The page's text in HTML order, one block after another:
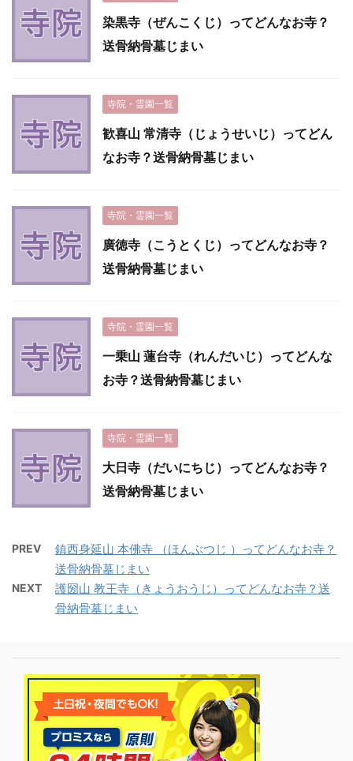
染黒寺（ぜんこくじ）ってどんなお寺？
送骨納骨墓じまい
寺院・霊園一覧
歓喜山 常清寺（じょうせいじ）ってどん
なお寺？送骨納骨墓じまい
寺院・霊園一覧
廣徳寺（こうとくじ）ってどんなお寺？
送骨納骨墓じまい
寺院・霊園一覧
一乗山 蓮台寺（れんだいじ）ってどんな
お寺？送骨納骨墓じまい
寺院・霊園一覧
大日寺（だいにちじ）ってどんなお寺？
送骨納骨墓じまい
PREV
鎮西身延山 本佛寺 （ほんぶつじ ）ってどんなお寺？
送骨納骨墓じまい
NEXT
護圀山 教王寺（きょうおうじ）ってどんなお寺？送
骨納骨墓じまい